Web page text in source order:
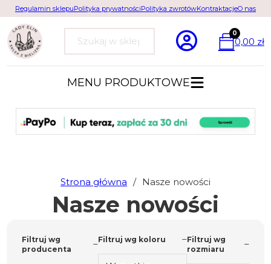
Regulamin sklepuPolityka prywatnościPolityka zwrotówKontraktacjeO nas
Szukaj
0
0,00 zł
MENU PRODUKTOWE
Strona główna / Nasze nowości
Nasze nowości
Filtruj wg
producenta
Filtruj wg koloru
Filtruj wg
rozmiaru